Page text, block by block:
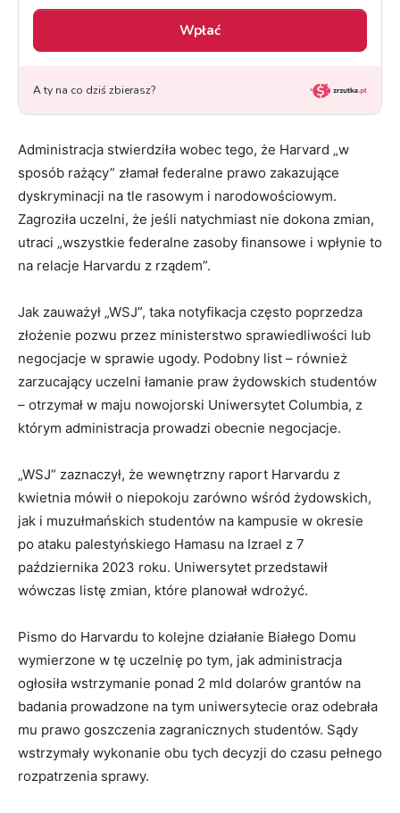
Administracja stwierdziła wobec tego, że Harvard „w
sposób rażący” złamał federalne prawo zakazujące
dyskryminacji na tle rasowym i narodowościowym.
Zagroziła uczelni, że jeśli natychmiast nie dokona zmian,
utraci „wszystkie federalne zasoby finansowe i wpłynie to
na relacje Harvardu z rządem”.
Jak zauważył „WSJ”, taka notyfikacja często poprzedza
złożenie pozwu przez ministerstwo sprawiedliwości lub
negocjacje w sprawie ugody. Podobny list – również
zarzucający uczelni łamanie praw żydowskich studentów
– otrzymał w maju nowojorski Uniwersytet Columbia, z
którym administracja prowadzi obecnie negocjacje.
„WSJ” zaznaczył, że wewnętrzny raport Harvardu z
kwietnia mówił o niepokoju zarówno wśród żydowskich,
jak i muzułmańskich studentów na kampusie w okresie
po ataku palestyńskiego Hamasu na Izrael z 7
października 2023 roku. Uniwersytet przedstawił
wówczas listę zmian, które planował wdrożyć.
Pismo do Harvardu to kolejne działanie Białego Domu
wymierzone w tę uczelnię po tym, jak administracja
ogłosiła wstrzymanie ponad 2 mld dolarów grantów na
badania prowadzone na tym uniwersytecie oraz odebrała
mu prawo goszczenia zagranicznych studentów. Sądy
wstrzymały wykonanie obu tych decyzji do czasu pełnego
rozpatrzenia sprawy.